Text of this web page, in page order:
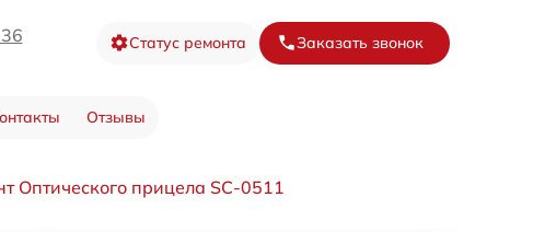
Статус ремонта Заказать звонок
Отзывы
Оптического прицела SC-0511